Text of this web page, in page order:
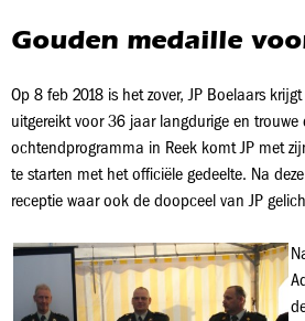
Gouden medaille
Op 8 feb 2018 is het zover, JP Boelaars
uitgereikt voor 36 jaar langdurige en trouwe
ochtendprogramma in Reek komt JP met
te starten met het officiële gedeelte. Na
receptie waar ook de doopceel van JP